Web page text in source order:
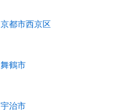
京都市西京区
舞鶴市
宇治市